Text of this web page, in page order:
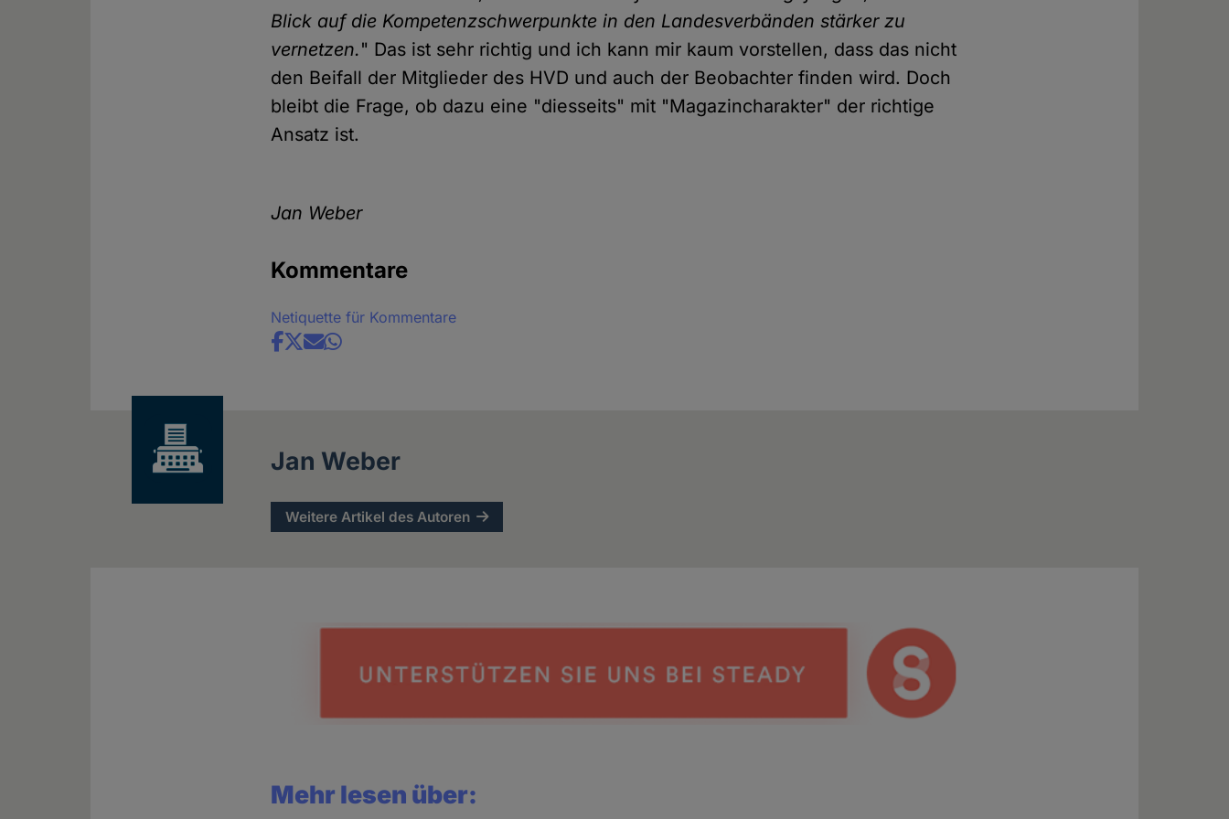
Blick auf die Kompetenzschwerpunkte in den Landesverbänden stärker zu
vernetzen." Das ist sehr richtig und ich kann mir kaum vorstellen, dass das nicht
den Beifall der Mitglieder des HVD und auch der Beobachter finden wird. Doch
bleibt die Frage, ob dazu eine "diesseits" mit "Magazincharakter" der richtige
Ansatz ist.
Jan Weber
Kommentare
Netiquette für Kommentare
Share
Jan Weber
Weitere Artikel des Autoren
Mehr lesen über: